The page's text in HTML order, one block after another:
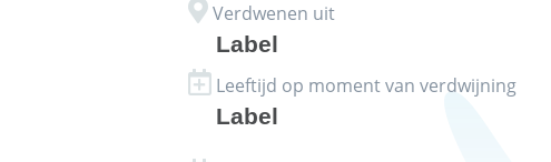
Verdwenen uit
Label
Leeftijd op moment van verdwijning
Label